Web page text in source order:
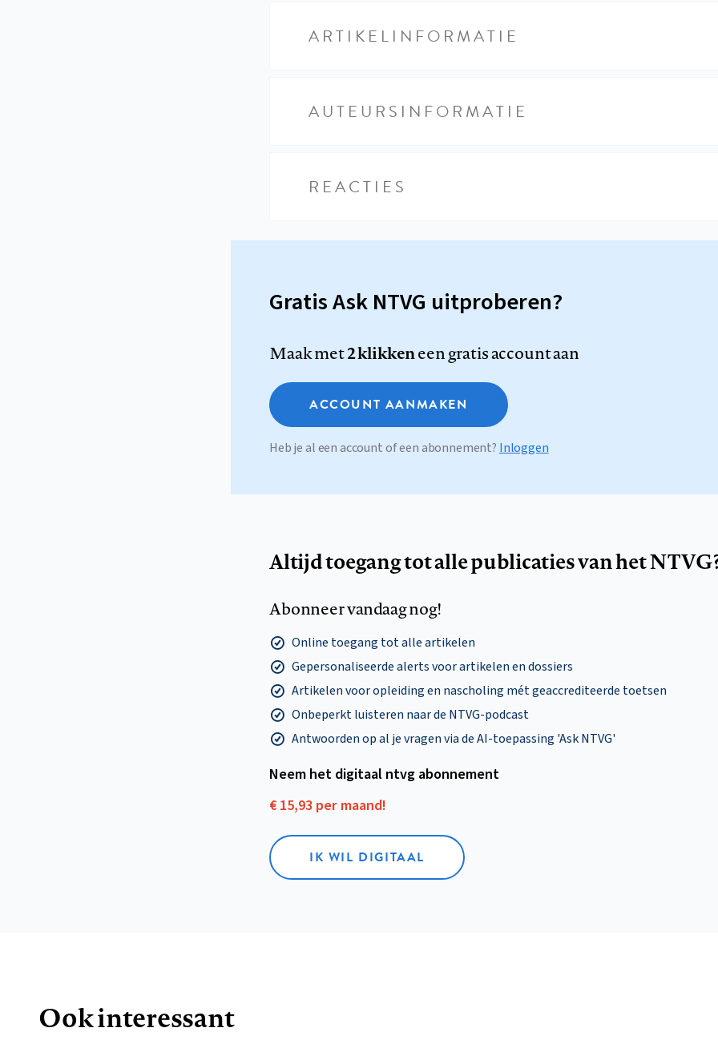
ARTIKELINFORMATIE
AUTEURSINFORMATIE
REACTIES
Gratis Ask NTVG uitproberen?
Maak met2 klikkeneen gratis account aan
ACCOUNT AANMAKEN
Heb je al een account of een abonnement? Inloggen
Altijd toegang tot alle publicaties van het
Abonneer vandaag nog!
Online toegang tot alle artikelen
Gepersonaliseerde alerts voor artikelen en dossiers
Artikelen voor opleiding en nascholing mét geaccrediteerde toetsen
Onbeperkt luisteren naar de NTVG-podcast
Antwoorden op al je vragen via de AI-toepassing 'Ask NTVG'
Neem het digitaal ntvg abonnement
€ 15,93 per maand!
IK WIL DIGITAAL
Ook interessant